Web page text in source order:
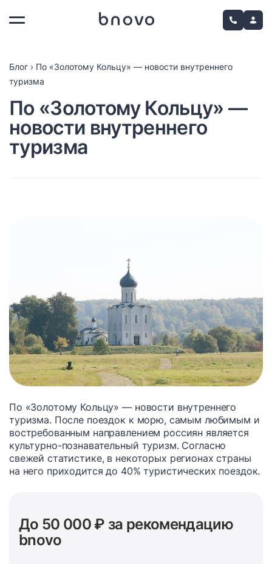
Блог › По «Золотому Кольцу» — новости внутреннего
туризма
По «Золотому Кольцу» —
новости внутреннего
туризма
По «Золотому Кольцу» — новости внутреннего
туризма. После поездок к морю, самым любимым и
востребованным направлением россиян является
культурно-познавательный туризм. Согласно
свежей статистике, в некоторых регионах страны
на него приходится до 40% туристических поездок.
До 50 000 ₽ за рекомендацию
bnovo